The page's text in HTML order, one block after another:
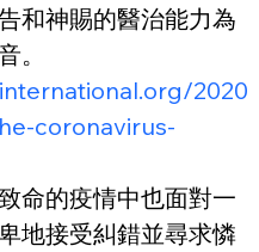
和神賜的醫治能力為
。
2020
coronavirus-
命的疫情中也面對一
地接受糾錯並尋求憐